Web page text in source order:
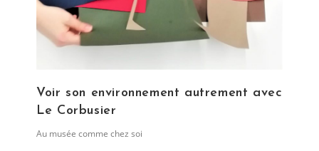
Voir son environnement autrement avec
Le Corbusier
Post
Au musée comme chez soi